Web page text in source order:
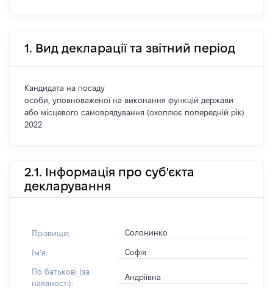
1. Вид декларації та звітний період
Кандидата на посаду
особи, уповноваженої на виконання функцій держави
або місцевого самоврядування (охоплює попередній рік)
2022
2.1. Інформація про суб'єкта
декларування
Прізвище: Солонинко
Імʼя: Софія
По батькові (за
наявності):
Андріївна